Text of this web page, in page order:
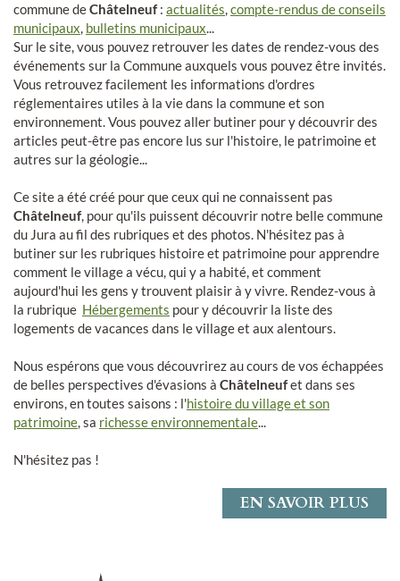
commune deChâtelneuf: actualités,compte-rendus de conseils
municipaux, bulletins municipaux...
Sur le site, vous pouvez retrouver les dates de rendez-vous des
événements sur la Commune auxquels vous pouvez être invités.
Vous retrouvez facilement les informations d'ordres
réglementaires utiles à la vie dans la commune et son
environnement. Vous pouvez aller butiner pour y découvrir des
articles peut-être pas encore lus sur l'histoire, le patrimoine et
autres sur la géologie...
Ce site a été créé pour que ceux qui ne connaissent pas
Châtelneuf, pour qu'ils puissent découvrir notre belle commune
du Jura au fil des rubriques et des photos. N'hésitez pas à
butiner sur les rubriques histoire et patrimoine pour apprendre
comment le village a vécu, qui y a habité, et comment
aujourd'hui les gens y trouvent plaisir à y vivre. Rendez-vous à
la rubrique Hébergements pour y découvrir la liste des
logements de vacances dans le village et aux alentours.
Nous espérons que vous découvrirez au cours de vos échappées
de belles perspectives d'évasions à Châtelneufet dans ses
environs, en toutes saisons : l'histoire du village et son
patrimoine, sa richesse environnementale...
N'hésitez pas !
EN SAVOIR PLUS